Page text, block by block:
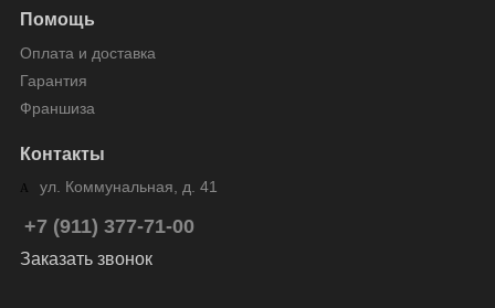
Помощь
Оплата и доставка
Гарантия
Франшиза
Контакты
ул. Коммунальная, д. 41
+7 (911) 377-71-00
Заказать звонок